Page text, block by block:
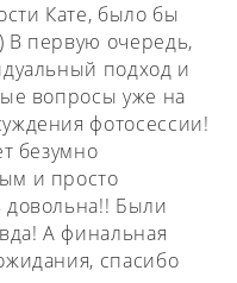
Кате, было бы
В первую очередь,
подход и
вопросы уже на
фотосессии!
безумно
и просто
Были
А финальная
спасибо